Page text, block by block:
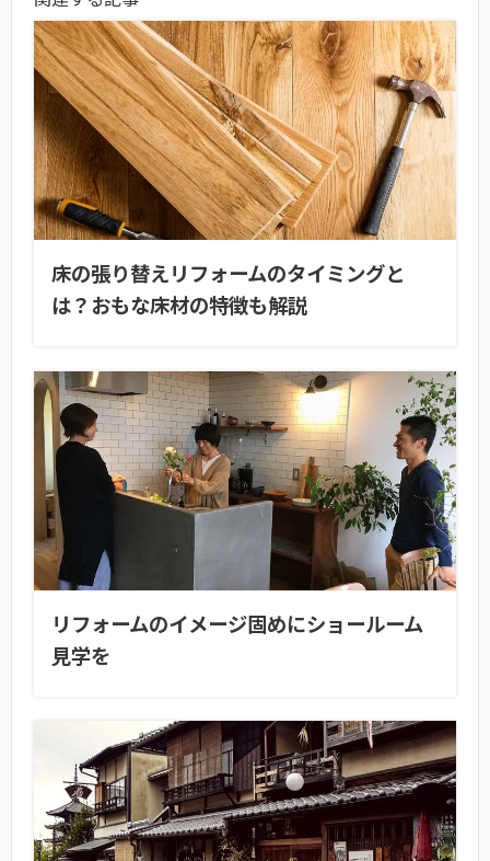
床の張り替えリフォームのタイミングと
は？おもな床材の特徴も解説
リフォームのイメージ固めにショールーム
見学を